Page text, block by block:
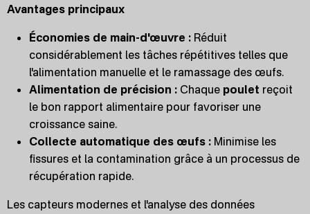
Avantages principaux
Économies de main-d'œuvre : Réduit
considérablement les tâches répétitives telles que
l'alimentation manuelle et le ramassage des œufs.
Alimentation de précision : Chaque poulet reçoit
le bon rapport alimentaire pour favoriser une
croissance saine.
Collecte automatique des œufs : Minimise les
fissures et la contamination grâce à un processus de
récupération rapide.
Les capteurs modernes et l'analyse des données